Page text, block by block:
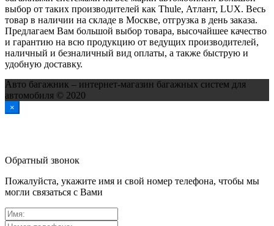
выбор от таких производителей как Thule, Атлант, LUX. Весь
товар в наличии на складе в Москве, отгрузка в день заказа.
Предлагаем Вам большой выбор товара, высочайшее качество
и гарантию на всю продукцию от ведущих производителей,
наличный и безналичный вид оплаты, а также быструю и
удобную доставку.
Авто багажник – интернет-магазин багажных систем для
автомобиля © 2020
×
Обратный звонок
Пожалуйста, укажите имя и свой номер телефона, чтобы мы
могли связаться с Вами